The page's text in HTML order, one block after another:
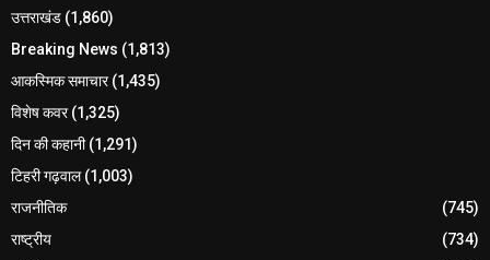
उत्तराखंड (1,860)
Breaking News (1,813)
आकस्मिक समाचार(1,435)
विशेष कवर(1,325)
दिन की कहानी(1,291)
टिहरी गढ़वाल(1,003)
राजनीतिक
(745)
राष्ट्रीय
(734)